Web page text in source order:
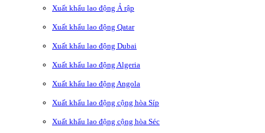
Xuất khẩu lao động Ả rập
Xuất khẩu lao động Qatar
Xuất khẩu lao động Dubai
Xuất khẩu lao động Algeria
Xuất khẩu lao động Angola
Xuất khẩu lao động cộng hòa Síp
Xuất khẩu lao động cộng hòa Séc